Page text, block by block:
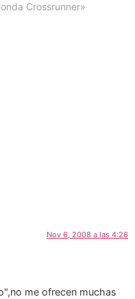
Crossrunner»
Nov 6, 2008 a las 4:26
me ofrecen muchas